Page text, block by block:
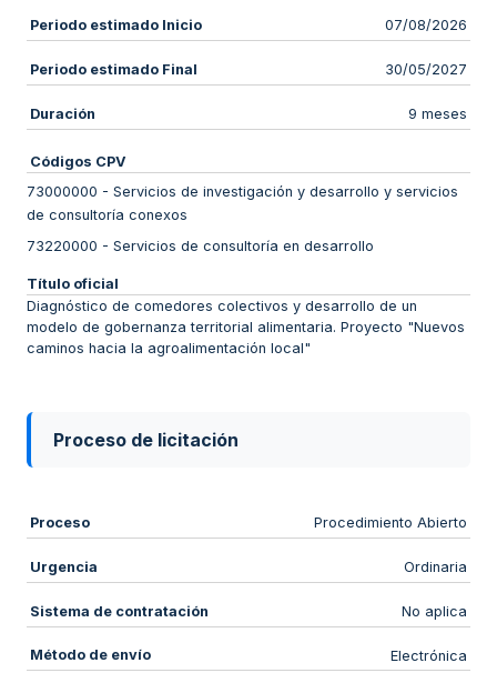
Periodo estimado Inicio 07/08/2026
Periodo estimado Final 30/05/2027
Duración 9 meses
Códigos CPV
73000000 - Servicios de investigación y desarrollo y servicios
de consultoría conexos
73220000 - Servicios de consultoría en desarrollo
Título oficial
Diagnóstico de comedores colectivos y desarrollo de un
modelo de gobernanza territorial alimentaria. Proyecto "Nuevos
caminos hacia la agroalimentación local"
Proceso de licitación
Proceso Procedimiento Abierto
Urgencia Ordinaria
Sistema de contratación No aplica
Método de envío Electrónica